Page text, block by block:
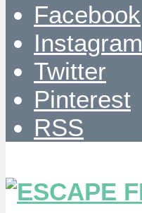
Facebook
Instagram
Twitter
Pinterest
RSS